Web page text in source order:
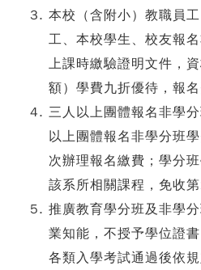
本校（含附小）教職員
工、本校學生、校友報
上課時繳驗證明文件，
額）學費九折優待，報名
三人以上團體報名非學
以上團體報名非學分班
次辦理報名繳費；學分
該系所相關課程，免收
推廣教育學分班及非學
業知能，不授予學位證
各類入學考試通過後依規